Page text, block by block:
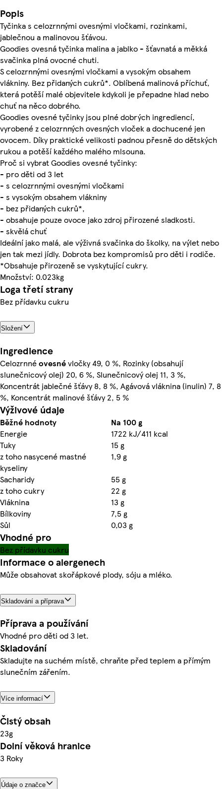
Popis
Tyčinka s celozrnnými ovesnými vločkami, rozinkami,
jablečnou a malinovou šťávou.
Goodies ovesná tyčinka malina a jablko - šťavnatá a měkká
svačinka plná ovocné chuti.
S celozrnnými ovesnými vločkami a vysokým obsahem
vlákniny. Bez přidaných cukrů*. Oblíbená malinová příchuť,
která potěší malé objevitele kdykoli je přepadne hlad nebo
chuť na něco dobrého.
Goodies ovesné tyčinky jsou plné dobrých ingrediencí,
vyrobené z celozrnných ovesných vloček a dochucené jen
ovocem. Díky praktické velikosti padnou přesně do dětských
rukou a potěší každého malého mlsouna.
Proč si vybrat Goodies ovesné tyčinky:
- pro děti od 3 let
- s celozrnnými ovesnými vločkami
- s vysokým obsahem vlákniny
- bez přidaných cukrů*,
- obsahuje pouze ovoce jako zdroj přirozené sladkosti.
- skvělá chuť
Ideální jako malá, ale výživná svačinka do školky, na výlet nebo
jen tak mezi jídly. Dobrota bez kompromisů pro děti i rodiče.
*Obsahuje přirozeně se vyskytující cukry.
Množství: 0.023kg
Loga třetí strany
Bez přídavku cukru
Složení
Ingredience
Celozrnnéovesnévločky 49, 0 %, Rozinky (obsahují
slunečnicový olej) 20, 6 %, Slunečnicový olej 11, 3 %,
Koncentrát jablečné šťávy 8, 8 %, Agávová vláknina (inulin) 7, 8
%, Koncentrát malinové šťávy 2, 5 %
Výživové údaje
Běžné hodnoty
Na 100 g
Energie
1722 kJ/411 kcal
Tuky
15 g
z toho nasycené mastné
kyseliny
1,9 g
Sacharidy
55 g
z toho cukry
22 g
Vláknina
13 g
Bílkoviny
7,5 g
Sůl
0,03 g
Vhodné pro
Bez přídavku cukru
Informace o alergenech
Může obsahovat skořápkové plody, sóju a mléko.
Skladování a příprava
Příprava a používání
Vhodné pro děti od 3 let.
Skladování
Skladujte na suchém místě, chraňte před teplem a přímým
slunečním zářením.
Více informací
Čistý obsah
23g
Dolní věková hranice
3 Roky
Údaje o značce